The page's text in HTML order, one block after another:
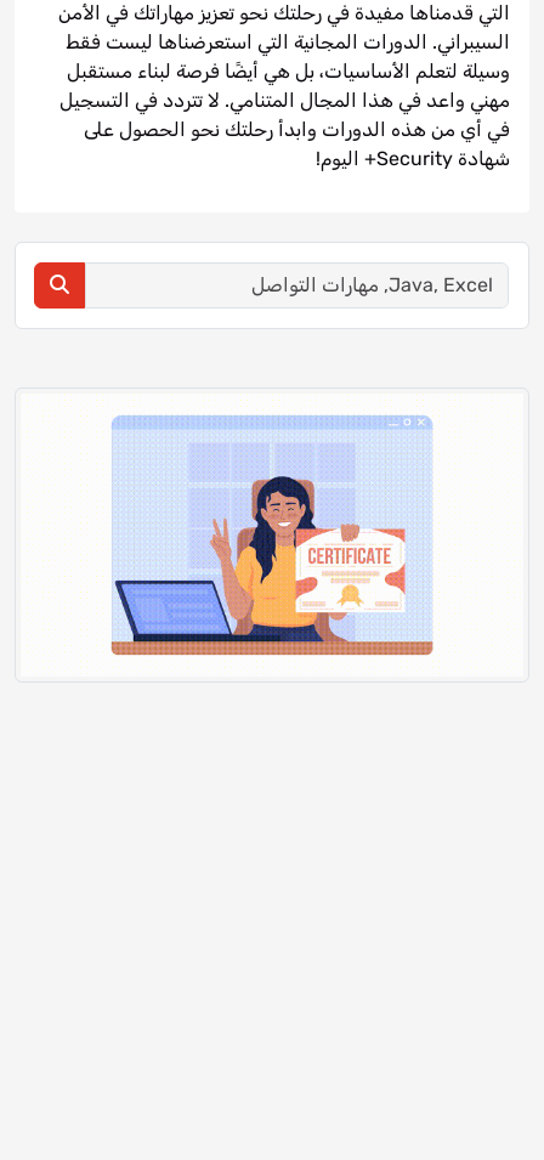
التي قدمناها مفيدة في رحلتك نحو تعزيز مهاراتك في الأمن
السيبراني. الدورات المجانية التي استعرضناها ليست فقط
وسيلة لتعلم الأساسيات، بل هي أيضًا فرصة لبناء مستقبل
مهني واعد في هذا المجال المتنامي. لا تتردد في التسجيل
في أي من هذه الدورات وابدأ رحلتك نحو الحصول على
شهادة Security+ اليوم!